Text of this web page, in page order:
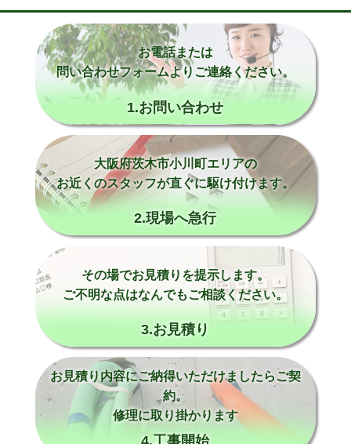
お電話または
問い合わせフォームよりご連絡ください。
1.お問い合わせ
大阪府茨木市小川町エリアの
お近くのスタッフが直ぐに駆け付けます。
2.現場へ急行
その場でお見積りを提示します。
ご不明な点はなんでもご相談ください。
3.お見積り
お見積り内容にご納得いただけましたらご契
約。
修理に取り掛かります
4.工事開始